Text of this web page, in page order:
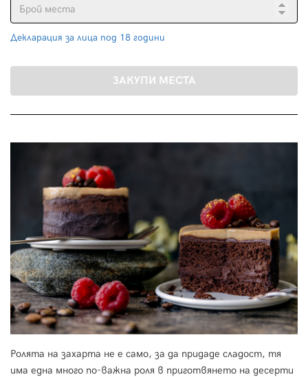
Декларация за лица под 18 години
Ролята на захарта не е само, за да придаде сладост, тя
има една много по-важна роля в приготвянето на десерти